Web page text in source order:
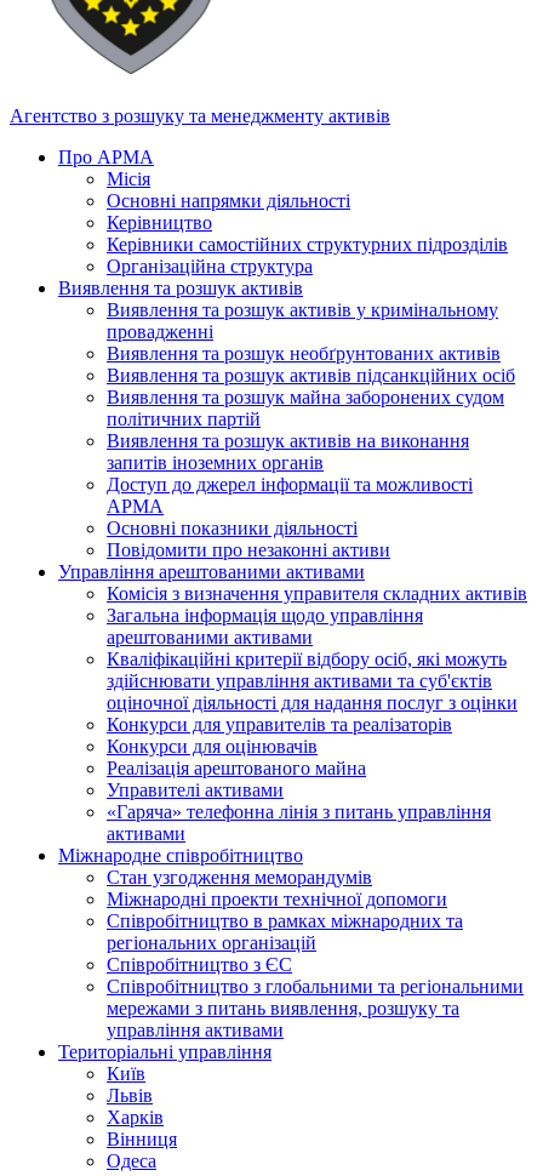
Агентство з розшуку та менеджменту активів
Про АРМА
Місія
Основні напрямки діяльності
Керівництво
Керівники самостійних структурних підрозділів
Організаційна структура
Виявлення та розшук активів
Виявлення та розшук активів у кримінальному
провадженні
Виявлення та розшук необґрунтованих активів
Виявлення та розшук активів підсанкційних осіб
Виявлення та розшук майна заборонених судом
політичних партій
Виявлення та розшук активів на виконання
запитів іноземних органів
Доступ до джерел інформації та можливості
АРМА
Основні показники діяльності
Повідомити про незаконні активи
Управління арештованими активами
Комісія з визначення управителя складних активів
Загальна інформація щодо управління
арештованими активами
Кваліфікаційні критерії відбору осіб, які можуть
здiйснювати управління активами та суб'єктів
оціночної діяльності для надання послуг з оцінки
Конкурси для управителів та реалізаторів
Конкурси для оцінювачів
Реалізація арештованого майна
Управителі активами
«Гаряча» телефонна лінія з питань управління
активами
Міжнародне співробітництво
Стан узгодження меморандумів
Міжнародні проекти технічної допомоги
Співробітництво в рамках міжнародних та
регіональних організацій
Співробітництво з ЄС
Співробітництво з глобальними та регіональними
мережами з питань виявлення, розшуку та
управління активами
Територіальні управління
Київ
Львів
Харків
Вінниця
Одеса